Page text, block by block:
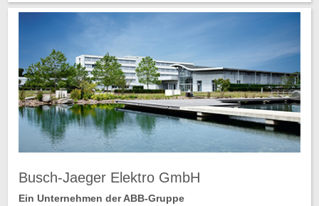
Busch-Jaeger Elektro GmbH
Ein Unternehmen der ABB-Gruppe